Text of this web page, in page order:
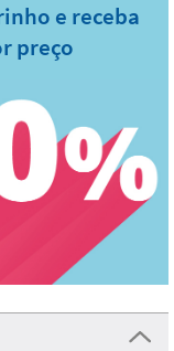
e receba
preço